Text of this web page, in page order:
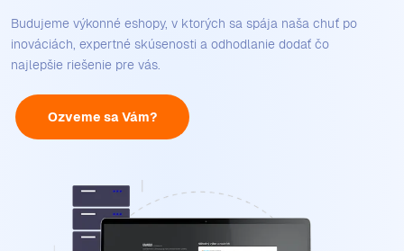
Budujeme výkonné eshopy, v ktorých sa spája naša chuť po
inováciách, expertné skúsenosti a odhodlanie dodať čo
najlepšie riešenie pre vás.
Ozveme sa Vám?